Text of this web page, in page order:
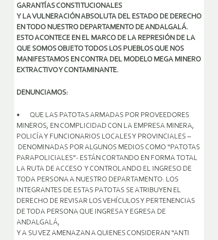
GARANTÍAS CONSTITUCIONALES
Y LA VULNERACIÓN ABSOLUTA DEL ESTADO DE DERECHO
EN TODO NUESTRO DEPARTAMENTO DE ANDALGALÁ.
ESTO ACONTECE EN EL MARCO DE LA REPRESIÓN DE LA
QUE SOMOS OBJETO TODOS LOS PUEBLOS QUE NOS
MANIFESTAMOS EN CONTRA DEL MODELO MEGA MINERO
EXTRACTIVO Y CONTAMINANTE.
DENUNCIAMOS:
• QUE LAS PATOTAS ARMADAS POR PROVEEDORES
MINEROS, EN COMPLICIDAD CON LA EMPRESA MINERA,
POLICÍA Y FUNCIONARIOS LOCALES Y PROVINCIALES –
DENOMINADAS POR ALGUNOS MEDIOS COMO “PATOTAS
PARAPOLICIALES”- ESTÁN CORTANDO EN FORMA TOTAL
LA RUTA DE ACCESO Y CONTROLANDO EL INGRESO DE
TODA PERSONA A NUESTRO DEPARTAMENTO: LOS
INTEGRANTES DE ESTAS PATOTAS SE ATRIBUYEN EL
DERECHO DE REVISAR LOS VEHÍCULOS Y PERTENENCIAS
DE TODA PERSONA QUE INGRESA Y EGRESA DE
ANDALGALÁ,
Y A SU VEZ AMENAZAN A QUIENES CONSIDERAN “ANTI